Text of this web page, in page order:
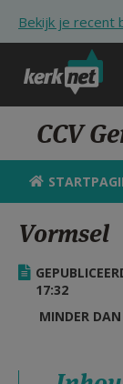
Bekijk je recent
SHOP
HULP
CCV
Vormsel
17:32
MINDER